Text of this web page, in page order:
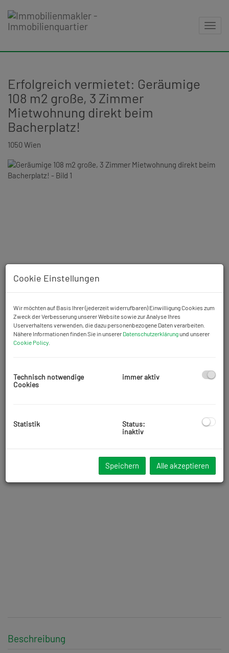
Erfolgreich vermietet: Geräumige
108 m2 große, 3 Zimmer
Mietwohnung direkt beim
Bacherplatz!
1050 Wien
Beschreibung
Cookie Einstellungen
Wir möchten auf Basis Ihrer (jederzeit widerrufbaren) Einwilligung Cookies zum
Zweck der Verbesserung unserer Website sowie zur Analyse Ihres
Userverhaltens verwenden, die dazu personenbezogene Daten verarbeiten.
Nähere Informationen finden Sie in unserer Datenschutzerklärungund unserer
Cookie Policy
Technisch notwendige
Cookies
immer aktiv
Statistik
Status:
inaktiv
Speichern Alle akzeptieren